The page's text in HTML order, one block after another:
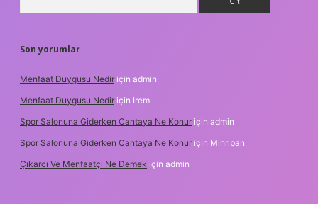
Son yorumlar
Menfaat Duygusu Nedir için admin
Menfaat Duygusu Nedir için İrem
Spor Salonuna Giderken Cantaya Ne Konur için admin
Spor Salonuna Giderken Cantaya Ne Konur için Mihriban
Çıkarcı Ve Menfaatçi Ne Demek için admin